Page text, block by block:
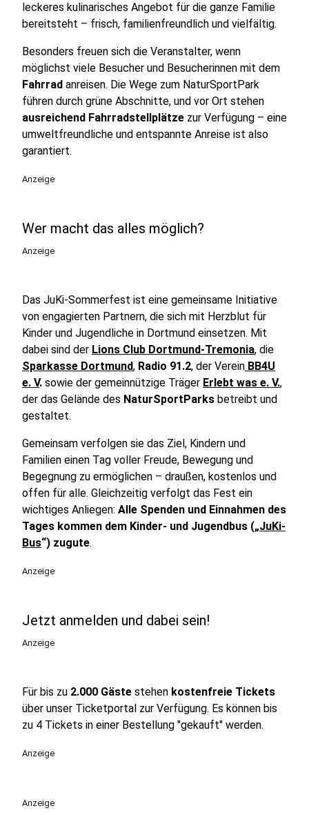
leckeres kulinarisches Angebot für die ganze Familie
bereitsteht – frisch, familienfreundlich und vielfältig.
Besonders freuen sich die Veranstalter, wenn
möglichst viele Besucher und Besucherinnen mit dem
Fahrrad anreisen. Die Wege zum NaturSportPark
führen durch grüne Abschnitte, und vor Ort stehen
ausreichend Fahrradstellplätze zur Verfügung – eine
umweltfreundliche und entspannte Anreise ist also
garantiert.
Anzeige
Wer macht das alles möglich?
Anzeige
Das JuKi-Sommerfest ist eine gemeinsame Initiative
von engagierten Partnern, die sich mit Herzblut für
Kinder und Jugendliche in Dortmund einsetzen. Mit
dabei sind der Lions Club Dortmund-Tremonia, die
Sparkasse Dortmund, Radio 91.2, der Verein BB4U
e. V. sowie der gemeinnützige Träger Erlebt was e. V.,
der das Gelände des NaturSportParks betreibt und
gestaltet.
Gemeinsam verfolgen sie das Ziel, Kindern und
Familien einen Tag voller Freude, Bewegung und
Begegnung zu ermöglichen – draußen, kostenlos und
offen für alle. Gleichzeitig verfolgt das Fest ein
wichtiges Anliegen: Alle Spenden und Einnahmen des
Tages kommen dem Kinder- und Jugendbus („JuKi-
Bus“) zugute.
Anzeige
Jetzt anmelden und dabei sein!
Anzeige
Für bis zu 2.000 Gäste stehen kostenfreie Tickets
über unser Ticketportal zur Verfügung. Es können bis
zu 4 Tickets in einer Bestellung "gekauft" werden.
Anzeige
Anzeige